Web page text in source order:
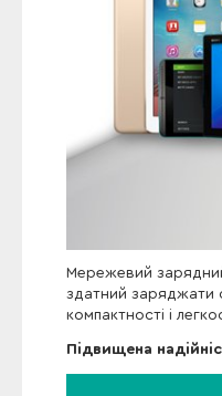
Мережевий
здатний заряджати
компактності і
Підвищена